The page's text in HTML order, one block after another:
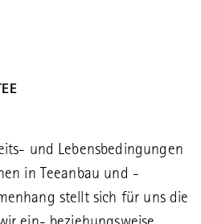
und Lebensbedingungen
in Teeanbau und -
stellt sich für uns die